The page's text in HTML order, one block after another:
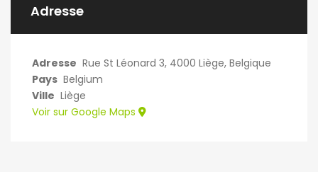
Adresse
Adresse Rue St Léonard 3, 4000 Liège, Belgique
Pays Belgium
Ville Liège
Voir sur Google Maps